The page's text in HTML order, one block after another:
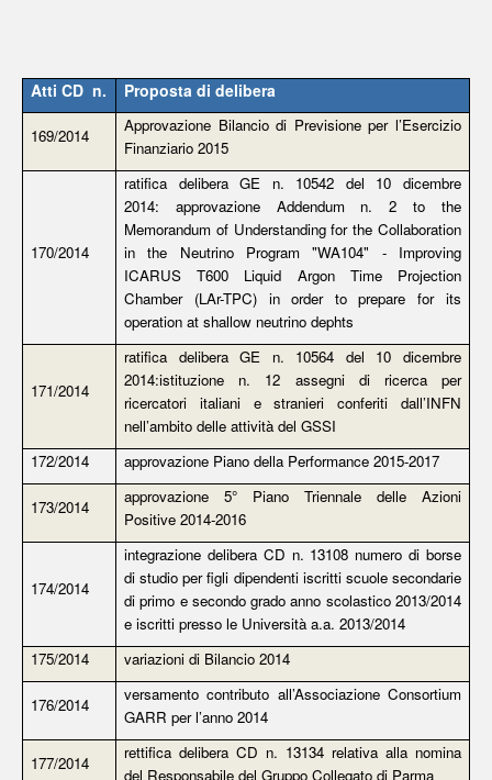
Atti CD n. Proposta di delibera
169/2014
Approvazione Bilancio di Previsione per l’Esercizio
Finanziario 2015
170/2014
ratifica delibera GE n. 10542 del 10 dicembre
2014: approvazione Addendum n. 2 to the
Memorandum of Understanding for the Collaboration
in the Neutrino Program "WA104" - Improving
ICARUS T600 Liquid Argon Time Projection
Chamber (LAr-TPC) in order to prepare for its
operation at shallow neutrino dephts
171/2014
ratifica delibera GE n. 10564 del 10 dicembre
2014:istituzione n. 12 assegni di ricerca per
ricercatori italiani e stranieri conferiti dall’INFN
nell’ambito delle attività del GSSI
172/2014
approvazione Piano della Performance 2015-2017
173/2014
approvazione 5° Piano Triennale delle Azioni
Positive 2014-2016
174/2014
integrazione delibera CD n. 13108 numero di borse
di studio per figli dipendenti iscritti scuole secondarie
di primo e secondo grado anno scolastico 2013/2014
e iscritti presso le Università a.a. 2013/2014
175/2014
variazioni di Bilancio 2014
176/2014
versamento contributo all’Associazione Consortium
GARR per l’anno 2014
177/2014
rettifica delibera CD n. 13134 relativa alla nomina
del Responsabile del Gruppo Collegato di Parma